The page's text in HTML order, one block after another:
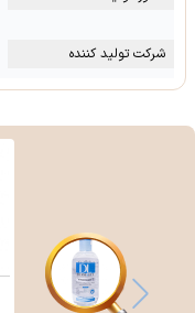
شرکت تولید کننده